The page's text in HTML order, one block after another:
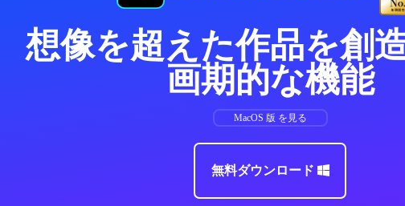
想像を超えた作品を創造
画期的な機能
MacOS 版 を見る
無料ダウンロード